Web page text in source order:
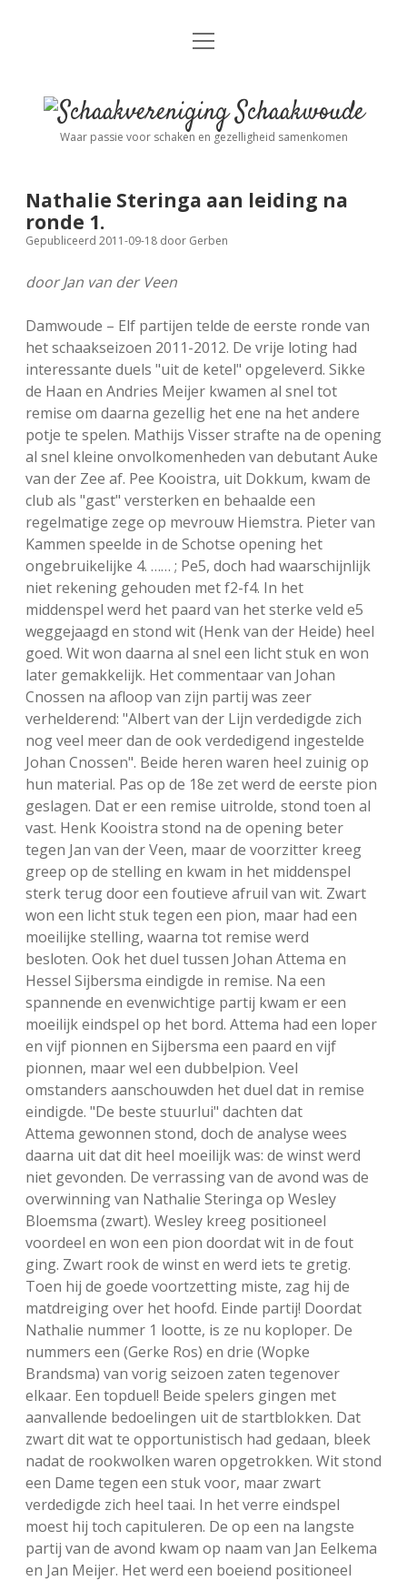
Nieuws
Algemene Informatie
dropdown
menu
menu
Competitiereglement
Externe Competitie open
KNSB: Schaakwoude II
FSB: Schaakwoude I
FSB: Schaakwoude II
FSB: Schaakwoude III
Eregalerij
Agenda
Koppelingen
Sponsoren
facebook
instagram
open
Schaakvereniging
Schaakwoude
Waar passie voor schaken en gezelligheid samenkomen
Nathalie Steringa aan leiding na
ronde 1.
Gepubliceerd 2011-09-18 door Gerben
door Jan van der Veen
Damwoude – Elf partijen telde de eerste ronde van
het schaakseizoen 2011-2012. De vrije loting had
interessante duels "uit de ketel" opgeleverd. Sikke
de Haan en Andries Meijer kwamen al snel tot
remise om daarna gezellig het ene na het andere
potje te spelen. Mathijs Visser strafte na de opening
al snel kleine onvolkomenheden van debutant Auke
van der Zee af. Pee Kooistra, uit Dokkum, kwam de
club als "gast" versterken en behaalde een
regelmatige zege op mevrouw Hiemstra. Pieter van
Kammen speelde in de Schotse opening het
ongebruikelijke 4. …… ; Pe5, doch had waarschijnlijk
niet rekening gehouden met f2-f4. In het
middenspel werd het paard van het sterke veld e5
weggejaagd en stond wit (Henk van der Heide) heel
goed. Wit won daarna al snel een licht stuk en won
later gemakkelijk. Het commentaar van Johan
Cnossen na afloop van zijn partij was zeer
verhelderend: "Albert van der Lijn verdedigde zich
nog veel meer dan de ook verdedigend ingestelde
Johan Cnossen". Beide heren waren heel zuinig op
hun material. Pas op de 18e zet werd de eerste pion
geslagen. Dat er een remise uitrolde, stond toen al
vast. Henk Kooistra stond na de opening beter
tegen Jan van der Veen, maar de voorzitter kreeg
greep op de stelling en kwam in het middenspel
sterk terug door een foutieve afruil van wit. Zwart
won een licht stuk tegen een pion, maar had een
moeilijke stelling, waarna tot remise werd
besloten. Ook het duel tussen Johan Attema en
Hessel Sijbersma eindigde in remise. Na een
spannende en evenwichtige partij kwam er een
moeilijk eindspel op het bord. Attema had een loper
en vijf pionnen en Sijbersma een paard en vijf
pionnen, maar wel een dubbelpion. Veel
omstanders aanschouwden het duel dat in remise
eindigde. "De beste stuurlui" dachten dat
Attema gewonnen stond, doch de analyse wees
daarna uit dat dit heel moeilijk was: de winst werd
niet gevonden. De verrassing van de avond was de
overwinning van Nathalie Steringa op Wesley
Bloemsma (zwart). Wesley kreeg positioneel
voordeel en won een pion doordat wit in de fout
ging. Zwart rook de winst en werd iets te gretig.
Toen hij de goede voortzetting miste, zag hij de
matdreiging over het hoofd. Einde partij! Doordat
Nathalie nummer 1 lootte, is ze nu koploper. De
nummers een (Gerke Ros) en drie (Wopke
Brandsma) van vorig seizoen zaten tegenover
elkaar. Een topduel! Beide spelers gingen met
aanvallende bedoelingen uit de startblokken. Dat
zwart dit wat te opportunistisch had gedaan, bleek
nadat de rookwolken waren opgetrokken. Wit stond
een Dame tegen een stuk voor, maar zwart
verdedigde zich heel taai. In het verre eindspel
moest hij toch capituleren. De op een na langste
partij van de avond kwam op naam van Jan Eelkema
en Jan Meijer. Het werd een boeiend positioneel